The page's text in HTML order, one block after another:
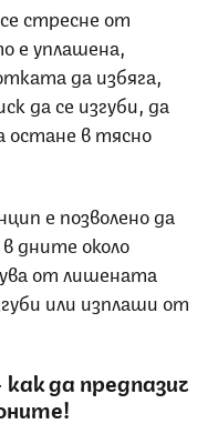
стресне от
е уплашена,
да избяга,
да се изгуби, да
остане в тясно
е позволено да
дните около
от лишената
или изплаши от
как да предпазич